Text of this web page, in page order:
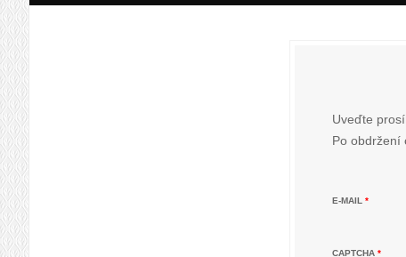
Uveďte
Po obdržení
E-MAIL *
CAPTCHA*